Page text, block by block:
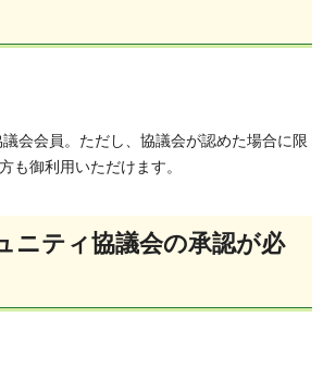
会会員。ただし、協議会が認めた場合に限
も御利用いただけます。
ニティ協議会の承認が必